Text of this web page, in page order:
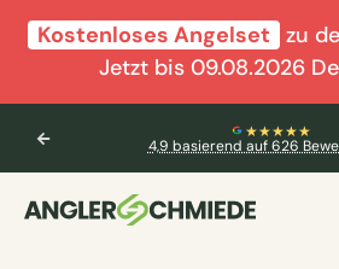
Kostenloses Angelset zu
Jetzt bis 09.08.2026
★★★★★
4,9 basierend auf 626